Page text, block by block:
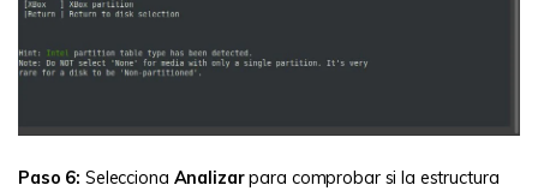
Paso 6: Selecciona Analizarpara comprobar si la estructura